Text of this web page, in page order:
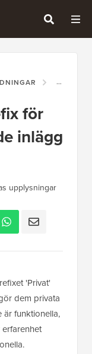
HUR
för
inlägg
upplysningar
'Privat'
dem privata
funktionella,